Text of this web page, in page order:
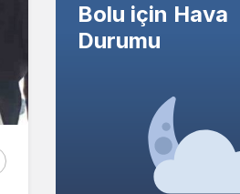
Bolu için Hava
Durumu